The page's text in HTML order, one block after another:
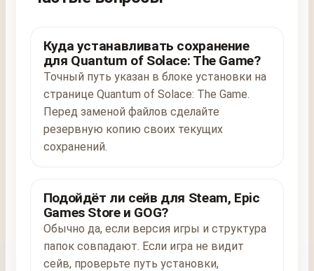
Куда устанавливать сохранение
для Quantum of Solace: The Game?
Точный путь указан в блоке установки на
странице Quantum of Solace: The Game.
Перед заменой файлов сделайте
резервную копию своих текущих
сохранений.
Подойдёт ли сейв для Steam, Epic
Games Store и GOG?
Обычно да, если версия игры и структура
папок совпадают. Если игра не видит
сейв, проверьте путь установки,